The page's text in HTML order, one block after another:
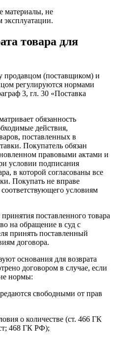
материалы, не
эксплуатации.
товара для
(поставщиком) и
регулируются нормами
3, гл. 30 «Поставка
обязанность
действия,
поставленных в
Покупатель обязан
правовыми актами и
условии подписания
в которой согласованы все
Покупать не вправе
соответствующего условиям
поставленного товара
на обращение в суд с
принять поставленный
договора.
основания для возврата
договором в случае, если
нормы:
свободными от прав
о количестве (ст. 466 ГК
468 ГК РФ);